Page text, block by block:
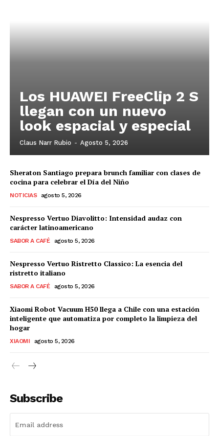
Los HUAWEI FreeClip 2 S
llegan con un nuevo
look espacial y especial
Claus Narr Rubio - Agosto 5, 2026
Sheraton Santiago prepara brunch familiar con clases de
cocina para celebrar el Día del Niño
NOTICIAS agosto 5, 2026
Nespresso Vertuo Diavolitto: Intensidad audaz con
carácter latinoamericano
SABOR A CAFÉ agosto 5, 2026
Nespresso Vertuo Ristretto Classico: La esencia del
ristretto italiano
SABOR A CAFÉ agosto 5, 2026
Xiaomi Robot Vacuum H50 llega a Chile con una estación
inteligente que automatiza por completo la limpieza del
hogar
XIAOMI agosto 5, 2026
Subscribe